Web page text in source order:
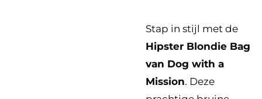
Stap in stijl met de
Hipster Blondie Bag
van Dog with a
Mission. Deze